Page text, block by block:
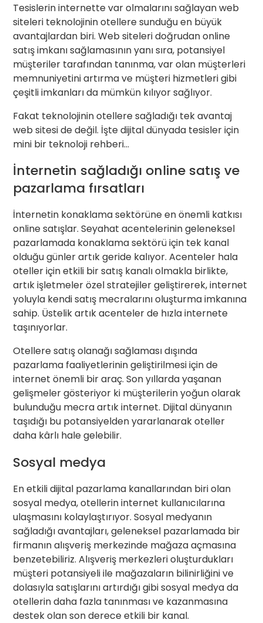
Tesislerin internette var olmalarını sağlayan web
siteleri teknolojinin otellere sunduğu en büyük
avantajlardan biri. Web siteleri doğrudan online
satış imkanı sağlamasının yanı sıra, potansiyel
müşteriler tarafından tanınma, var olan müşterleri
memnuniyetini artırma ve müşteri hizmetleri gibi
çeşitli imkanları da mümkün kılıyor sağlıyor.
Fakat teknolojinin otellere sağladığı tek avantaj
web sitesi de değil. İşte dijital dünyada tesisler için
mini bir teknoloji rehberi…
İnternetin sağladığı online satış ve
pazarlama fırsatları
İnternetin konaklama sektörüne en önemli katkısı
online satışlar. Seyahat acentelerinin geleneksel
pazarlamada konaklama sektörü için tek kanal
olduğu günler artık geride kalıyor. Acenteler hala
oteller için etkili bir satış kanalı olmakla birlikte,
artık işletmeler özel stratejiler geliştirerek, internet
yoluyla kendi satış mecralarını oluşturma imkanına
sahip. Üstelik artık acenteler de hızla internete
taşınıyorlar.
Otellere satış olanağı sağlaması dışında
pazarlama faaliyetlerinin geliştirilmesi için de
internet önemli bir araç. Son yıllarda yaşanan
gelişmeler gösteriyor ki müşterilerin yoğun olarak
bulunduğu mecra artık internet. Dijital dünyanın
taşıdığı bu potansiyelden yararlanarak oteller
daha kârlı hale gelebilir.
Sosyal medya
En etkili dijital pazarlama kanallarından biri olan
sosyal medya, otellerin internet kullanıcılarına
ulaşmasını kolaylaştırıyor. Sosyal medyanın
sağladığı avantajları, geleneksel pazarlamada bir
firmanın alışveriş merkezinde mağaza açmasına
benzetebiliriz. Alışveriş merkezleri oluşturdukları
müşteri potansiyeli ile mağazaların bilinirliğini ve
dolasıyla satışlarını artırdığı gibi sosyal medya da
otellerin daha fazla tanınması ve kazanmasına
destek olan son derece etkili bir kanal.